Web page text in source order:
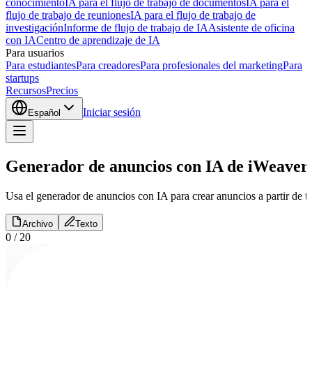
conocimientoIA para el flujo de trabajo de documentosIA para el
flujo de trabajo de reunionesIA para el flujo de trabajo de
investigaciónInforme de flujo de trabajo de IAAsistente de oficina
con IACentro de aprendizaje de IA
Para usuarios
Para estudiantesPara creadoresPara profesionales del marketingPara
startups
RecursosPrecios
Español Iniciar sesión
Generador de anuncios con IA de iWeaver
Usa el generador de anuncios con IA para crear anuncios a partir de
Archivo Texto
0 / 20